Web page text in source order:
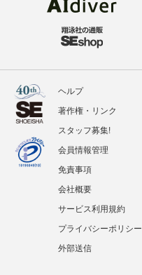
ヘルプ
著作権・リンク
スタッフ募集!
会員情報管理
免責事項
会社概要
サービス利用規約
プライバシーポリシー
外部送信